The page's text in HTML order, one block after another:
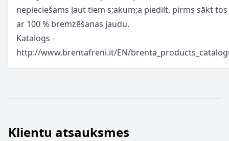
nepieciešams ļaut tiem s;akum;a piedilt, pirms sākt
ar 100 % bremzēšanas jaudu.
Katalogs -
http://www.brentafreni.it/EN/
Klientu atsauksmes